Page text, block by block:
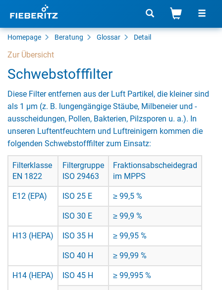
Homepage Beratung Glossar Detail
Zur Übersicht
Schwebstofffilter
Diese Filter entfernen aus der Luft Partikel, die kleiner sind
als 1 µm (z. B. lungengängige Stäube, Milbeneier und -
ausscheidungen, Pollen, Bakterien, Pilzsporen u. a.). In
unseren Luftentfeuchtern und Luftreinigern kommen die
folgenden Schwebstofffilter zum Einsatz:
Filterklasse
EN 1822
Filtergruppe
ISO 29463
Fraktionsabscheidegrad
im MPPS
E12 (EPA) ISO 25 E ≥ 99,5 %
ISO 30 E ≥ 99,9 %
H13 (HEPA) ISO 35 H ≥ 99,95 %
ISO 40 H ≥ 99,99 %
H14 (HEPA) ISO 45 H ≥ 99,995 %